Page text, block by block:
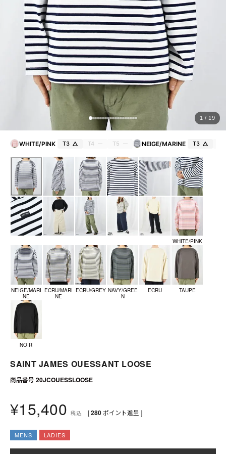
ョ
ッ
プ
FRENCH Bleu ORIGINAL
KISOGAWA BLOG
SHOP NEWS
新規会員登録
マイページ
送料について
お支払いについて
店舗情報
プライバシーポリシー
特定商取引法の表記
1 / 19
WHITE/PINK T3 T4 T5 NEIGE/MARINE T3
WHITE/PINK
NEIGE/MARI
NE
ECRU/MARI
NE
ECRU/GREY NAVY/GREE
N
ECRU TAUPE
NOIR
SAINT JAMES OUESSANT LOOSE
商品番号 20JCOUESSLOOSE
¥15,400 税込 [280ポイント進呈 ]
MENS LADIES